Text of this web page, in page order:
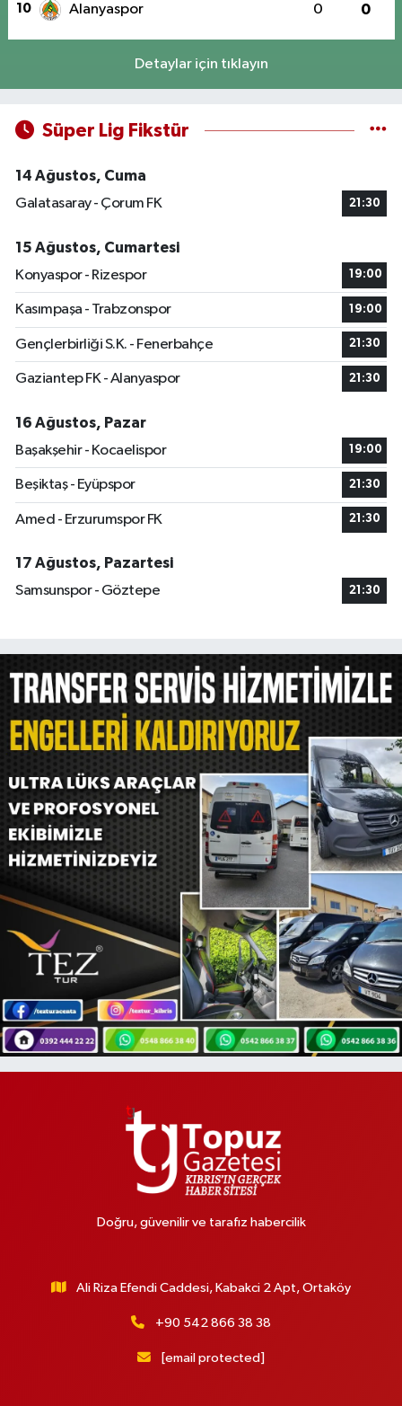
10 Alanyaspor 0 0
Detaylar için tıklayın
Süper Lig Fikstür
14 Ağustos, Cuma
Galatasaray - Çorum FK
21:30
15 Ağustos, Cumartesi
Konyaspor - Rizespor
19:00
Kasımpaşa - Trabzonspor 19:00
Gençlerbirliği S.K. - Fenerbahçe 21:30
Gaziantep FK - Alanyaspor 21:30
16 Ağustos, Pazar
Başakşehir - Kocaelispor
19:00
Beşiktaş - Eyüpspor 21:30
Amed - Erzurumspor FK 21:30
17 Ağustos, Pazartesi
Samsunspor - Göztepe
21:30
Doğru, güvenilir ve tarafız habercilik
Ali Riza Efendi Caddesi, Kabakci 2 Apt, Ortaköy
+90 542 866 38 38
[email protected]